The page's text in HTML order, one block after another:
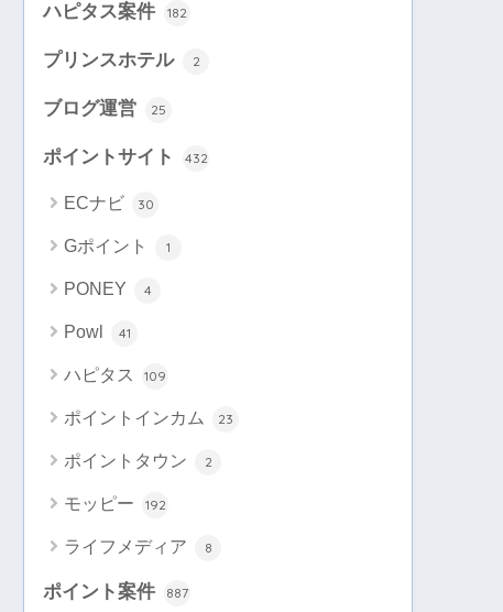
ハピタス案件 182
プリンスホテル 2
ブログ運営 25
ポイントサイト 432
ECナビ 30
Gポイント 1
PONEY 4
Powl 41
ハピタス 109
ポイントインカム 23
ポイントタウン 2
モッピー 192
ライフメディア 8
ポイント案件 887